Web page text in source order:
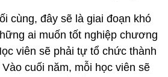
cùng, đây sẽ là giai đoạn khó
ai muốn tốt nghiệp chương
viên sẽ phải tự tổ chức thành
cuối năm, mỗi học viên sẽ